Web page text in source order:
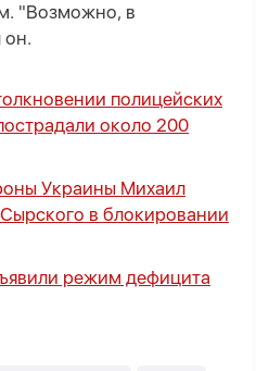
"Возможно, в
он.
полицейских
около 200
Украины Михаил
в блокировании
режим дефицита